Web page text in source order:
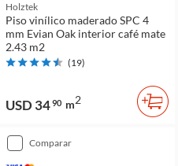
Holztek
Piso vinílico maderado SPC 4
mm Evian Oak interior café mate
2.43 m2
(19)
USD 3490 m2
comparar